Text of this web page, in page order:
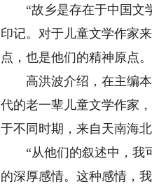
“故乡是存在于中国文学
印记。对于儿童文学作家
点，也是他们的精神原点。
高洪波介绍，在主编本
代的老一辈儿童文学作家
于不同时期，来自天南海
“从他们的叙述中，我可
的深厚感情。这种感情，